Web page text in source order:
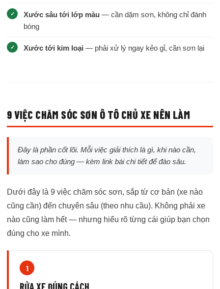
Xước sâu tới lớp màu — cần dặm sơn, không chỉ đánh
bóng
Xước tới kim loại — phải xử lý ngay kẻo gỉ, cần sơn lại
9 VIỆC CHĂM SÓC SƠN Ô TÔ CHỦ XE NÊN LÀM
Đây là phần cốt lõi. Mỗi việc giải thích là gì, khi nào cần,
làm sao cho đúng — kèm link bài chi tiết để đào sâu.
Dưới đây là 9 việc chăm sóc sơn, sắp từ cơ bản (xe nào
cũng cần) đến chuyên sâu (theo nhu cầu). Không phải xe
nào cũng làm hết — nhưng hiểu rõ từng cái giúp bạn chọn
đúng cho xe mình.
1
RỬA XE ĐÚNG CÁCH